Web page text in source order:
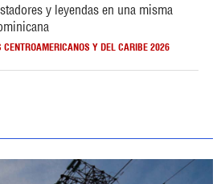
y leyendas en una misma
CENTROAMERICANOS Y DEL CARIBE 2026